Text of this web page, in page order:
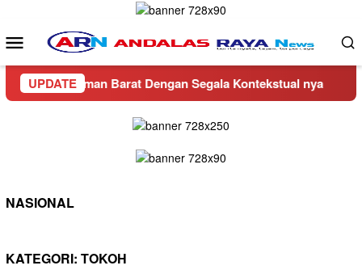
konten
Menu
Mobile
UPDATE
di Pasaman Barat Dengan Segala Kontekstual nya
NASIONAL
KATEGORI: TOKOH